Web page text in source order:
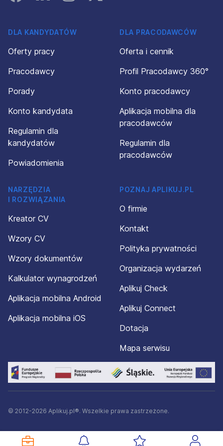
DLA KANDYDATÓW
Oferty pracy
Pracodawcy
Porady
Konto kandydata
Regulamin dla
kandydatów
Powiadomienia
DLA PRACODAWCÓW
Oferta i cennik
Profil Pracodawcy 360°
Konto pracodawcy
Aplikacja mobilna dla
pracodawców
Regulamin dla
pracodawców
NARZĘDZIA
I ROZWIĄZANIA
Kreator CV
Wzory CV
Wzory dokumentów
Kalkulator wynagrodzeń
Aplikacja mobilna Android
Aplikacja mobilna iOS
POZNAJ APLIKUJ.PL
O firmie
Kontakt
Polityka prywatności
Organizacja wydarzeń
Aplikuj Check
Aplikuj Connect
Dotacja
Mapa serwisu
© 2012-2026 Aplikuj.pl®. Wszelkie prawa zastrzeżone.